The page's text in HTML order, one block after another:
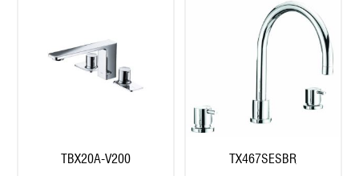
TBX20A-V200 TX467SESBR